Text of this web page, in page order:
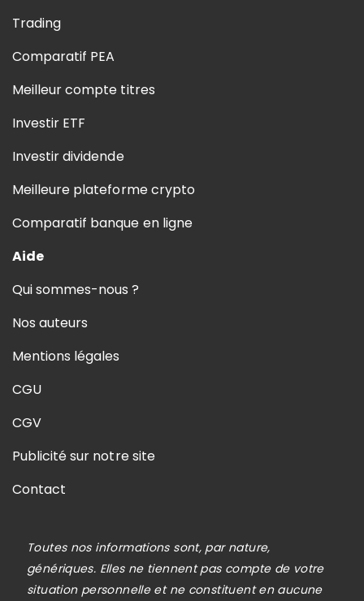
Trading
Comparatif PEA
Meilleur compte titres
Investir ETF
Investir dividende
Meilleure plateforme crypto
Comparatif banque en ligne
Aide
Qui sommes-nous ?
Nos auteurs
Mentions légales
CGU
CGV
Publicité sur notre site
Contact
Toutes nos informations sont, par nature,
génériques. Elles ne tiennent pas compte de votre
situation personnelle et ne constituent en aucune